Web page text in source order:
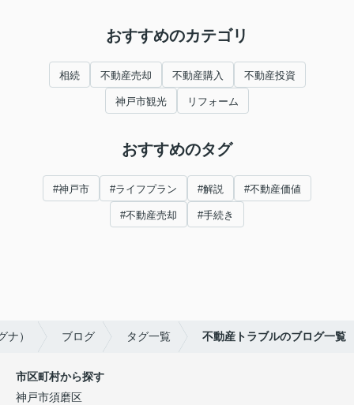
おすすめのカテゴリ
相続 不動産売却 不動産購入 不動産投資
神戸市観光 リフォーム
おすすめのタグ
#神戸市 #ライフプラン #解説 #不動産価値
#不動産売却 #手続き
） ブログ タグ一覧 不動産トラブルのブログ一覧
市区町村から探す
神戸市須磨区